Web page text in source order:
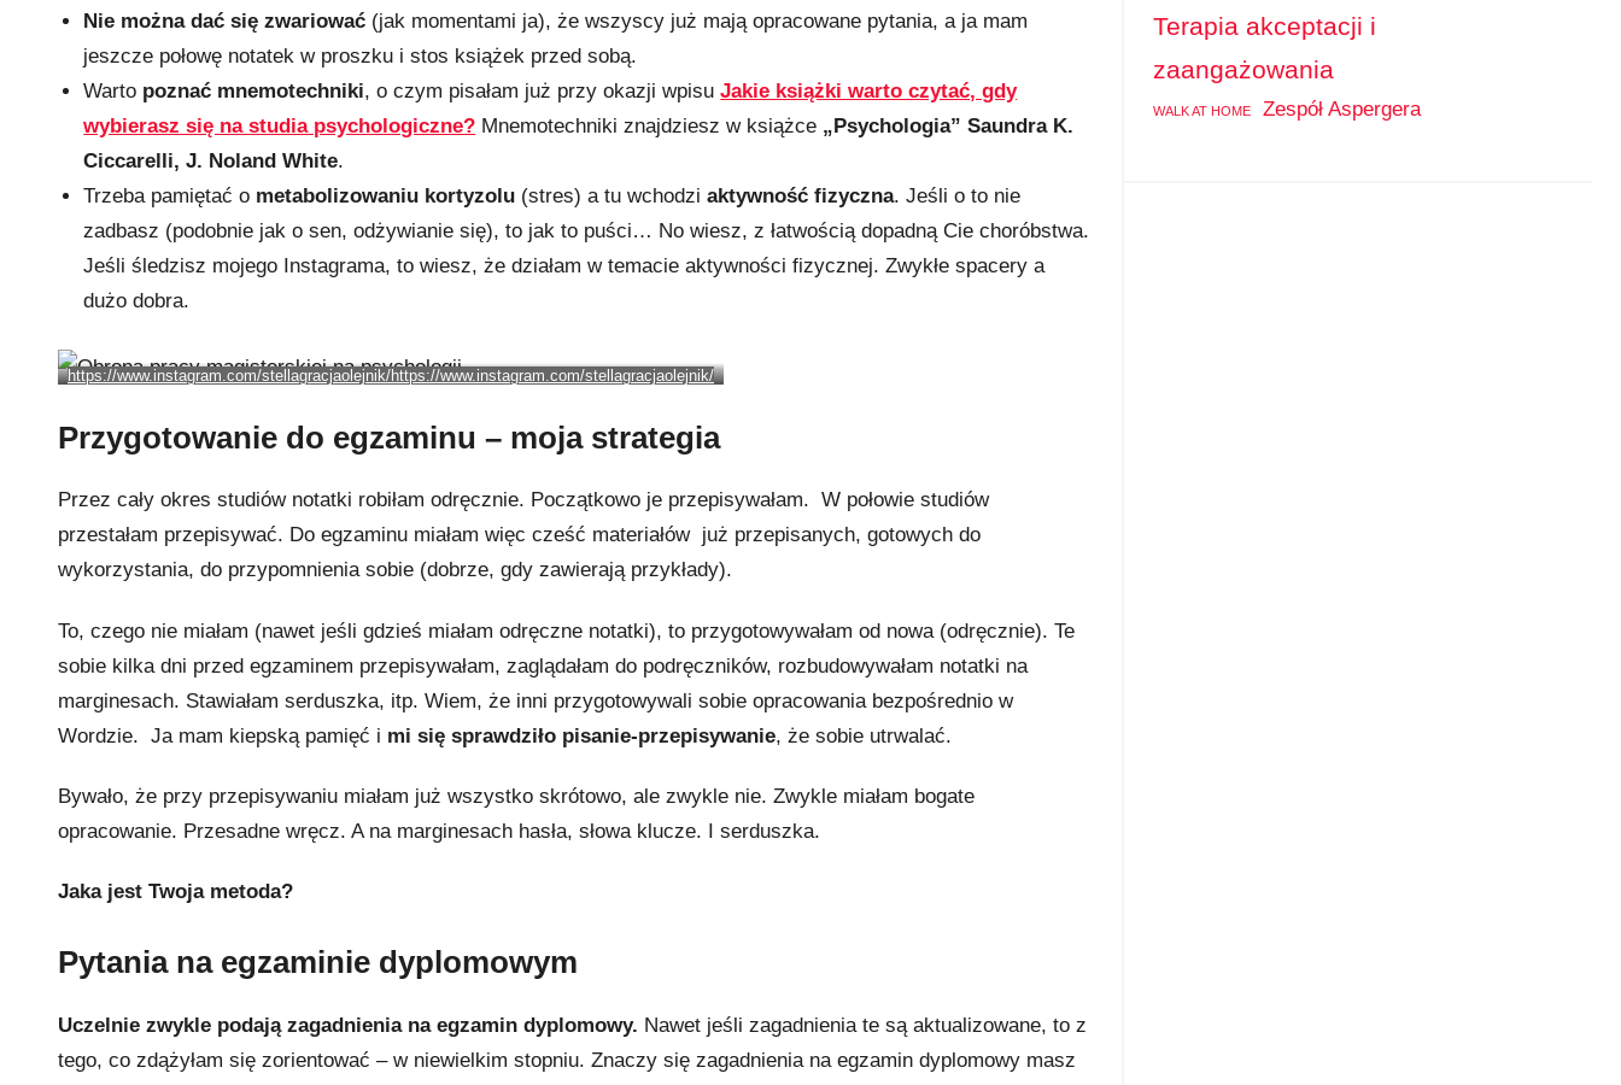
Nie można dać się zwariować (jak momentami ja), że wszyscy już mają opracowane pytania, a ja mam
jeszcze połowę notatek w proszku i stos książek przed sobą.
Warto poznać mnemotechniki, o czym pisałam już przy okazji wpisuJakie książki warto czytać, gdy
wybierasz się na studia psychologiczne? Mnemotechniki znajdziesz w książce „Psychologia” Saundra K.
Ciccarelli, J. Noland White.
Trzeba pamiętać o metabolizowaniu kortyzolu (stres) a tu wchodziaktywność fizyczna. Jeśli o to nie
zadbasz (podobnie jak o sen, odżywianie się), to jak to puści… No wiesz, z łatwością dopadną Cie choróbstwa.
Jeśli śledzisz mojego Instagrama, to wiesz, że działam w temacie aktywności fizycznej. Zwykłe spacery a
dużo dobra.
https://www.instagram.com/stellagracjaolejnik/https://www.instagram.com/stellagracjaolejnik/
Przygotowanie do egzaminu – moja strategia
Przez cały okres studiów notatki robiłam odręcznie. Początkowo je przepisywałam. W połowie studiów
przestałam przepisywać. Do egzaminu miałam więc cześć materiałów już przepisanych, gotowych do
wykorzystania, do przypomnienia sobie (dobrze, gdy zawierają przykłady).
To, czego nie miałam (nawet jeśli gdzieś miałam odręczne notatki), to przygotowywałam od nowa (odręcznie). Te
sobie kilka dni przed egzaminem przepisywałam, zaglądałam do podręczników, rozbudowywałam notatki na
marginesach. Stawiałam serduszka, itp. Wiem, że inni przygotowywali sobie opracowania bezpośrednio w
Wordzie. Ja mam kiepską pamięć i mi się sprawdziło pisanie-przepisywanie, że sobie utrwalać.
Bywało, że przy przepisywaniu miałam już wszystko skrótowo, ale zwykle nie. Zwykle miałam bogate
opracowanie. Przesadne wręcz. A na marginesach hasła, słowa klucze. I serduszka.
Jaka jest Twoja metoda?
Pytania na egzaminie dyplomowym
Uczelnie zwykle podają zagadnienia na egzamin dyplomowy. Nawet jeśli zagadnienia te są aktualizowane, to z
tego, co zdążyłam się zorientować – w niewielkim stopniu. Znaczy się zagadnienia na egzamin dyplomowy masz
Terapia akceptacji i
zaangażowania
WALK AT HOME Zespół Aspergera